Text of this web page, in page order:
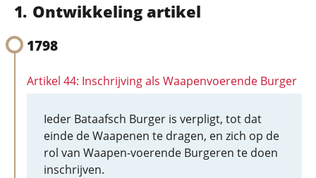
Ontwikkeling artikel
1798
Artikel 44: Inschrijving als Waapenvoerende Burger
Ieder Bataafsch Burger is verpligt, tot dat
einde de Waapenen te dragen, en zich op de
rol van Waapen-voerende Burgeren te doen
inschrijven.